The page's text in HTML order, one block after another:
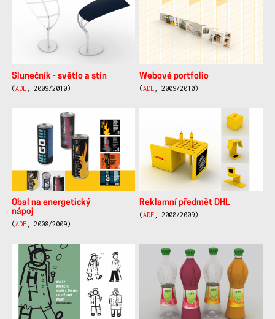
Slunečník - světlo a stín
(ADE, 2009/2010)
Webové portfolio
(ADE , 2009/2010)
Obal na energetický
nápoj
(ADE, 2008/2009)
Reklamní předmět DHL
(ADE , 2008/2009)